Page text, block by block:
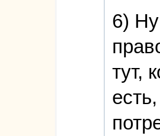
6)
тут,